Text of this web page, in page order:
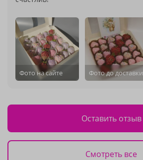
Фото на сайте Фото до доставки
Оставить отзыв
Смотреть все